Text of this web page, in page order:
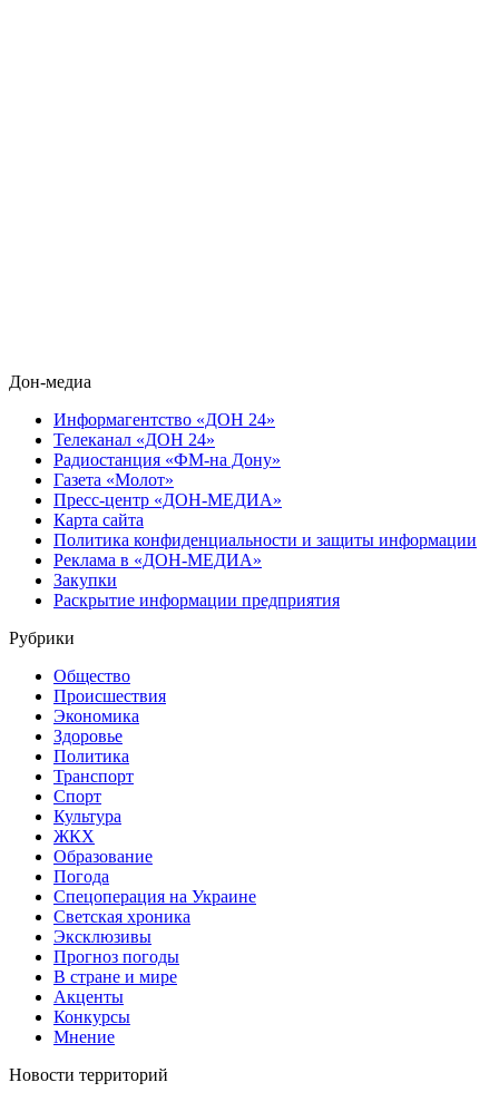
Дон-медиа
Информагентство «ДОН 24»
Телеканал «ДОН 24»
Радиостанция «ФМ-на Дону»
Газета «Молот»
Пресс-центр «ДОН-МЕДИА»
Карта сайта
Политика конфиденциальности и защиты информации
Реклама в «ДОН-МЕДИА»
Закупки
Раскрытие информации предприятия
Рубрики
Общество
Происшествия
Экономика
Здоровье
Политика
Транспорт
Спорт
Культура
ЖКХ
Образование
Погода
Спецоперация на Украине
Светская хроника
Эксклюзивы
Прогноз погоды
В стране и мире
Акценты
Конкурсы
Мнение
Новости территорий